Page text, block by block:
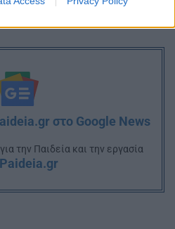
στο Google News
την Παιδεία και την εργασία